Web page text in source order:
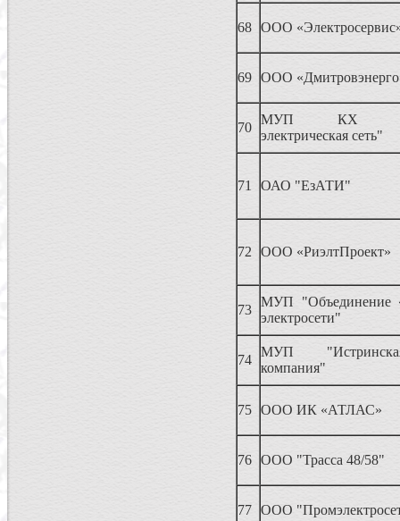
68 ООО
69 ООО
70
МУП КХ
электрическая сеть"
71 ОАО "ЕзАТИ"
72 ООО «РиэлтПроект»
73
МУП "Объединение
электросети"
74
МУП
компания"
75 ООО ИК «АТЛАС»
76 ООО "Трасса 48/58"
77 ООО